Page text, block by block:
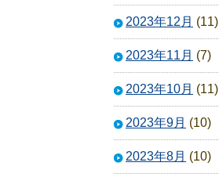
2023年12月 (11)
2023年11月 (7)
2023年10月 (11)
2023年9月 (10)
2023年8月 (10)